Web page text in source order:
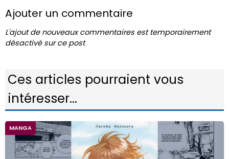
Ajouter un commentaire
L'ajout de nouveaux commentaires est temporairement
désactivé sur ce post
Ces articles pourraient vous
intéresser...
MANGA